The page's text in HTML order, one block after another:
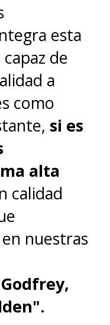
esta
de
a
como
si es
alta
calidad
nuestras